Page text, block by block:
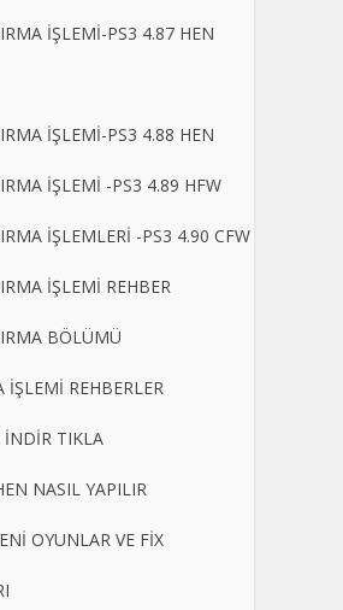
İŞLEMİ-PS3 4.87 HEN
İŞLEMİ-PS3 4.88 HEN
İŞLEMİ -PS3 4.89 HFW
İŞLEMLERİ -PS3 4.90 CFW
İŞLEMİ REHBER
BÖLÜMÜ
İŞLEMİ REHBERLER
İNDİR TIKLA
NASIL YAPILIR
OYUNLAR VE FİX